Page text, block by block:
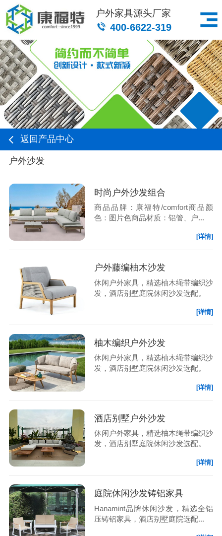
户外家具源头厂家
400-6622-319
返回产品中心
户外沙发
时尚户外沙发组合
商品品牌：康福特/comfort商品颜
色：图片色商品材质：铝管、户...
[详情]
户外藤编柚木沙发
休闲户外家具，精选柚木绳带编织沙
发，酒店别墅庭院休闲沙发选配。
[详情]
柚木编织户外沙发
休闲户外家具，精选柚木绳带编织沙
发，酒店别墅庭院休闲沙发选配。
[详情]
酒店别墅户外沙发
休闲户外家具，精选柚木绳带编织沙
发，酒店别墅庭院休闲沙发选配。
[详情]
庭院休闲沙发铸铝家具
Hanamint品牌休闲沙发，精选全铝
压铸铝家具，酒店别墅庭院选配...